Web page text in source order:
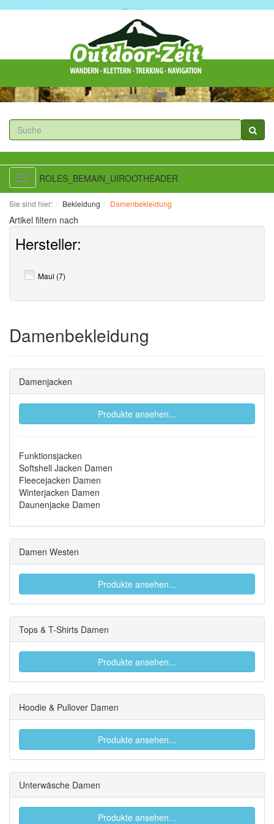
Anmelden
Toggle
navigation
ROLES_BEMAIN_UIROOTHEADER
Sie sind hier: Bekleidung Damenbekleidung
Artikel filtern nach
Hersteller:
Maul (7)
Damenbekleidung
Damenjacken
Produkte ansehen...
Funktionsjacken
Softshell Jacken Damen
Fleecejacken Damen
Winterjacken Damen
Daunenjacke Damen
Damen Westen
Produkte ansehen...
Tops & T-Shirts Damen
Produkte ansehen...
Hoodie & Pullover Damen
Produkte ansehen...
Unterwäsche Damen
Produkte ansehen...